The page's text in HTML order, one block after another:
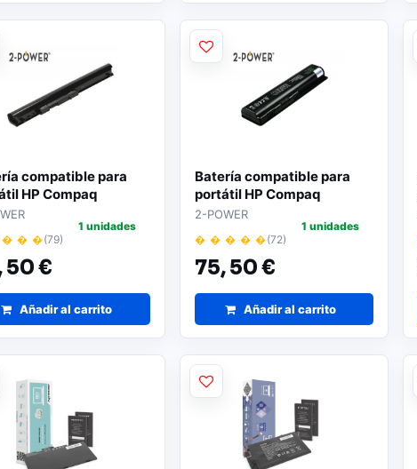
compatible para
HP Compaq
15-H000 14.8V
2-POWER
� �(79)
50 €
1 unidades
Añadir al carrito
Batería compatible para
portátil HP Compaq
Presario CQ40 10.8V
5200mAh 2-POWER
2-POWER
� � � � �(72)
75,50 €
1 unidades
Añadir al carrito